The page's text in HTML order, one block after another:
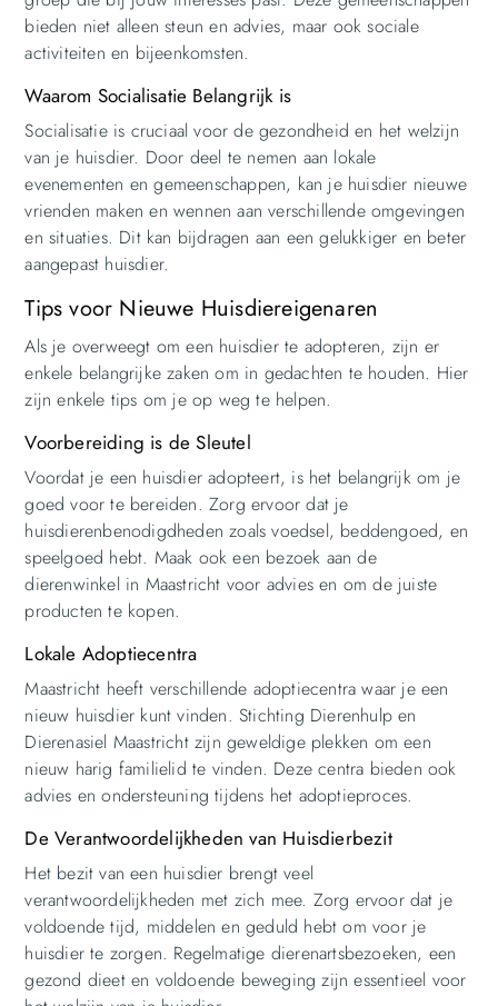
bieden niet alleen steun en advies, maar ook sociale
activiteiten en bijeenkomsten.
Waarom Socialisatie Belangrijk is
Socialisatie is cruciaal voor de gezondheid en het welzijn
van je huisdier. Door deel te nemen aan lokale
evenementen en gemeenschappen, kan je huisdier nieuwe
vrienden maken en wennen aan verschillende omgevingen
en situaties. Dit kan bijdragen aan een gelukkiger en beter
aangepast huisdier.
Tips voor Nieuwe Huisdiereigenaren
Als je overweegt om een huisdier te adopteren, zijn er
enkele belangrijke zaken om in gedachten te houden. Hier
zijn enkele tips om je op weg te helpen.
Voorbereiding is de Sleutel
Voordat je een huisdier adopteert, is het belangrijk om je
goed voor te bereiden. Zorg ervoor dat je
huisdierenbenodigdheden zoals voedsel, beddengoed, en
speelgoed hebt. Maak ook een bezoek aan de
dierenwinkel in Maastricht voor advies en om de juiste
producten te kopen.
Lokale Adoptiecentra
Maastricht heeft verschillende adoptiecentra waar je een
nieuw huisdier kunt vinden. Stichting Dierenhulp en
Dierenasiel Maastricht zijn geweldige plekken om een
nieuw harig familielid te vinden. Deze centra bieden ook
advies en ondersteuning tijdens het adoptieproces.
De Verantwoordelijkheden van Huisdierbezit
Het bezit van een huisdier brengt veel
verantwoordelijkheden met zich mee. Zorg ervoor dat je
voldoende tijd, middelen en geduld hebt om voor je
huisdier te zorgen. Regelmatige dierenartsbezoeken, een
gezond dieet en voldoende beweging zijn essentieel voor